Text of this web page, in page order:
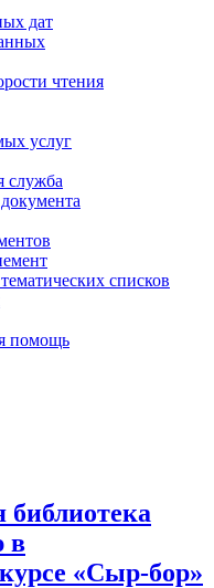
дат
чтения
услуг
служба
списков
помощь
библиотека
в
«Сыр-бор»